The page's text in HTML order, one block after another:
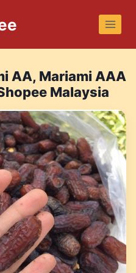
AA, Mariami AAA
Malaysia